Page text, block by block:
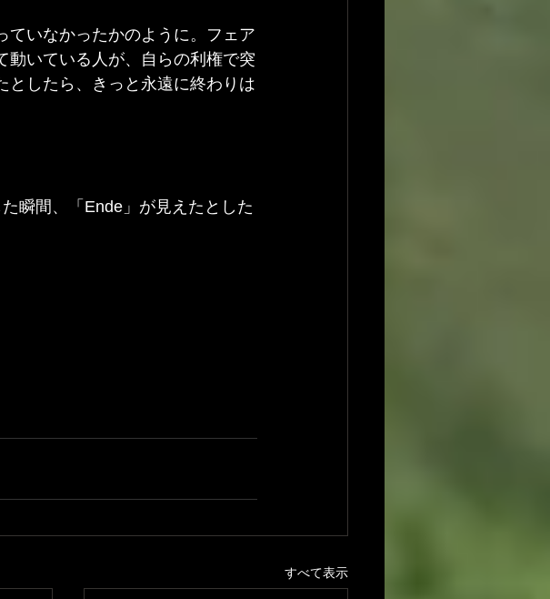
ていなかったかのように。フェア
動いている人が、自らの利権で突
としたら、きっと永遠に終わりは
瞬間、「Ende」が見えたとした
すべて表示